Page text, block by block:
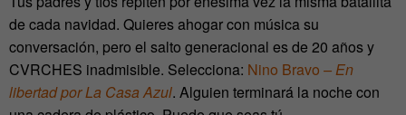
de cada navidad. Quieres ahogar con música su
conversación, pero el salto generacional es de 20 años y
CVRCHES inadmisible. Selecciona: Nino Bravo – En
libertad por La Casa Azul. Alguien terminará la noche con